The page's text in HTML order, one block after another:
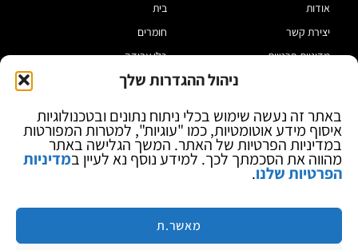
ניהול ההגדרות שלך
באתר זה נעשה שימוש בכלי ניתוח נתונים ובטכנולוגיות
איסוף מידע אוטומטיות, כמו "עוגיות", למטרות המפורטות
במדיניות הפרטיות של האתר. המשך הגלישה באתר
מהווה את הסכמתך לכך. למידע נוסף נא לעיין במדיניות
הפרטיות שלנו.
מאשר.ת
אודות
יצירת קשר
מדיניות פרטיות
בלוג
בית
חומרים
כלי עבודה
מוצרי הלחמה
ספקי כח ומודדים
ציוד אופטי להגדלה
מותגים